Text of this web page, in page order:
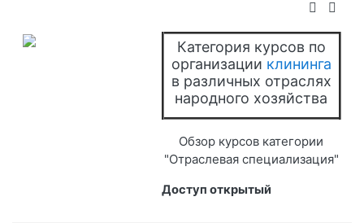
Категория курсов по
организации клининга
в различных отраслях
народного хозяйства
Обзор курсов категории
"Отраслевая специализация"
Доступ открытый